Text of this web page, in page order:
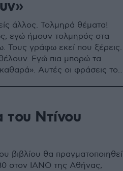
άλλος. Τολμηρά θέματα!
εγώ ήμουν τολμηρός στα
Τους γράφω εκεί που ξέρεις.
Εγώ πια μπορώ τα
φράσεις του
Σταυρακοπούλου,
«Τα εσώψυχα του
πριν από λίγο καιρό
Θέμα».
του Ντίνου
βιβλίου θα πραγματοποιηθεί
στον ΙΑΝΟ της Αθήνας,